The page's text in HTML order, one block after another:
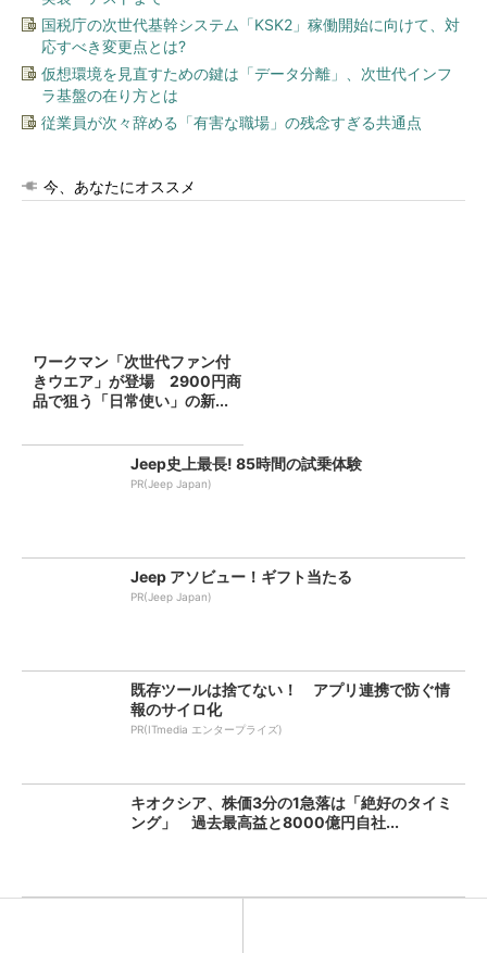
国税庁の次世代基幹システム「KSK2」稼働開始に向けて、対
応すべき変更点とは?
仮想環境を見直すための鍵は「データ分離」、次世代インフ
ラ基盤の在り方とは
従業員が次々辞める「有害な職場」の残念すぎる共通点
今、あなたにオススメ
ワークマン「次世代ファン付
きウエア」が登場 2900円商
品で狙う「日常使い」の新...
Jeep史上最長! 85時間の試乗体験
PR(Jeep Japan)
Jeep アソビュー！ギフト当たる
PR(Jeep Japan)
既存ツールは捨てない！ アプリ連携で防ぐ情
報のサイロ化
PR(ITmedia エンタープライズ)
キオクシア、株価3分の1急落は「絶好のタイミ
ング」 過去最高益と8000億円自社...